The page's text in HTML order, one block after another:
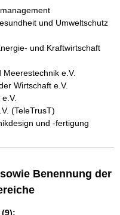
und Umweltschutz
und Kraftwirtschaft
e.V.
Wirtschaft e.V.
(TeleTrusT)
und -fertigung
Benennung der